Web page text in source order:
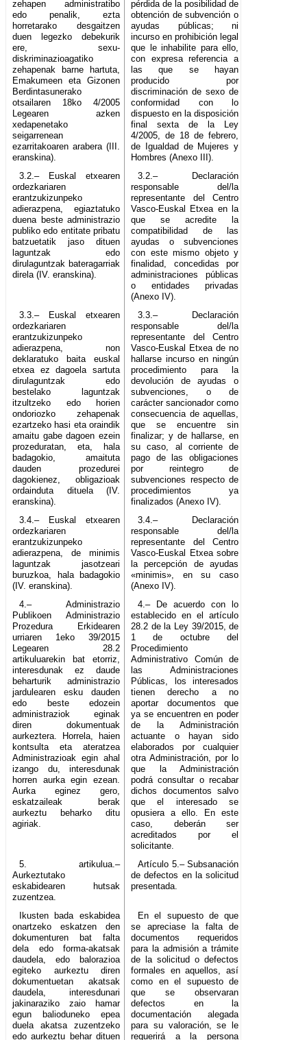
zehapen administratibo
edo penalik, ezta
horretarako desgaitzen
duen legezko debekurik
ere, sexu-
diskriminazioagatiko
zehapenak barne hartuta,
Emakumeen eta Gizonen
Berdintasunerako
otsailaren 18ko 4/2005
Legearen azken
xedapenetako
seigarrenean
ezarritakoaren arabera (III.
eranskina).
pérdida de la posibilidad de
obtención de subvención o
ayudas públicas; ni
incurso en prohibición legal
que le inhabilite para ello,
con expresa referencia a
las que se hayan
producido por
discriminación de sexo de
conformidad con lo
dispuesto en la disposición
final sexta de la Ley
4/2005, de 18 de febrero,
de Igualdad de Mujeres y
Hombres (Anexo III).
3.2.– Euskal etxearen
ordezkariaren
erantzukizunpeko
adierazpena, egiaztatuko
duena beste administrazio
publiko edo entitate pribatu
batzuetatik jaso dituen
laguntzak edo
dirulaguntzak bateragarriak
direla (IV. eranskina).
3.2.– Declaración
responsable del/la
representante del Centro
Vasco-Euskal Etxea en la
que se acredite la
compatibilidad de las
ayudas o subvenciones
con este mismo objeto y
finalidad, concedidas por
administraciones públicas
o entidades privadas
(Anexo IV).
3.3.– Euskal etxearen
ordezkariaren
erantzukizunpeko
adierazpena, non
deklaratuko baita euskal
etxea ez dagoela sartuta
dirulaguntzak edo
bestelako laguntzak
itzultzeko edo horien
ondoriozko zehapenak
ezartzeko hasi eta oraindik
amaitu gabe dagoen ezein
prozeduratan, eta, hala
badagokio, amaituta
dauden prozedurei
dagokienez, obligazioak
ordainduta dituela (IV.
eranskina).
3.3.– Declaración
responsable del/la
representante del Centro
Vasco-Euskal Etxea de no
hallarse incurso en ningún
procedimiento para la
devolución de ayudas o
subvenciones, o de
carácter sancionador como
consecuencia de aquellas,
que se encuentre sin
finalizar; y de hallarse, en
su caso, al corriente de
pago de las obligaciones
por reintegro de
subvenciones respecto de
procedimientos ya
finalizados (Anexo IV).
3.4.– Euskal etxearen
ordezkariaren
erantzukizunpeko
adierazpena, de minimis
laguntzak jasotzeari
buruzkoa, hala badagokio
(IV. eranskina).
3.4.– Declaración
responsable del/la
representante del Centro
Vasco-Euskal Etxea sobre
la percepción de ayudas
«minimis», en su caso
(Anexo IV).
4.– Administrazio
Publikoen Administrazio
Prozedura Erkidearen
urriaren 1eko 39/2015
Legearen 28.2
artikuluarekin bat etorriz,
interesdunak ez daude
beharturik administrazio
jardulearen esku dauden
edo beste edozein
administraziok eginak
diren dokumentuak
aurkeztera. Horrela, haien
kontsulta eta ateratzea
Administrazioak egin ahal
izango du, interesdunak
horren aurka egin ezean.
Aurka eginez gero,
eskatzaileak berak
aurkeztu beharko ditu
agiriak.
4.– De acuerdo con lo
establecido en el artículo
28.2 de la Ley 39/2015, de
1 de octubre del
Procedimiento
Administrativo Común de
las Administraciones
Públicas, los interesados
tienen derecho a no
aportar documentos que
ya se encuentren en poder
de la Administración
actuante o hayan sido
elaborados por cualquier
otra Administración, por lo
que la Administración
podrá consultar o recabar
dichos documentos salvo
que el interesado se
opusiera a ello. En este
caso, deberán ser
acreditados por el
solicitante.
5. artikulua.–
Aurkeztutako
eskabidearen hutsak
zuzentzea.
Artículo 5.– Subsanación
de defectos en la solicitud
presentada.
Ikusten bada eskabidea
onartzeko eskatzen den
dokumenturen bat falta
dela edo forma-akatsak
daudela, edo balorazioa
egiteko aurkeztu diren
dokumentuetan akatsak
daudela, interesdunari
jakinaraziko zaio hamar
egun balioduneko epea
duela akatsa zuzentzeko
edo aurkeztu behar dituen
En el supuesto de que
se apreciase la falta de
documentos requeridos
para la admisión a trámite
de la solicitud o defectos
formales en aquellos, así
como en el supuesto de
que se observaran
defectos en la
documentación alegada
para su valoración, se le
requerirá a la persona